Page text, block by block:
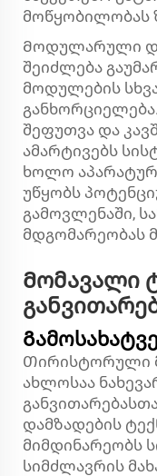
მოწყობილობას
Მოდულარული
შეიძლება
მოდულების
შეფუთვა და
ამარტივებს
ხოლო
უწყობს
გამოვლენაში,
მდგომარეობას
Მომავალი
Თირისტორული
ახლოსაა
დამზადების
მიმდინარეობს
სიმძლავრის